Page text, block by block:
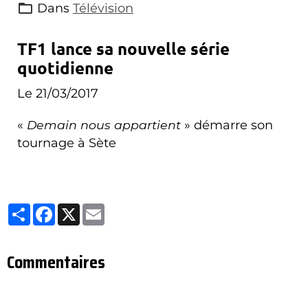
Dans Télévision
TF1 lance sa nouvelle série
quotidienne
Le 21/03/2017
« Demain nous appartient » démarre son
tournage à Sète
Partager
Facebook
X
Commentaires